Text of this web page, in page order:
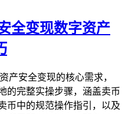
全变现数字资产
产安全变现的核心需求，
的完整实操步骤，涵盖卖币
币中的规范操作指引，以及